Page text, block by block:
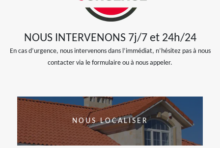
NOUS INTERVENONS 7j/7 et 24h/24
En cas d’urgence, nous intervenons dans l’immédiat, n’hésitez pas à nous
contacter via le formulaire ou à nous appeler.
NOUS LOCALISER